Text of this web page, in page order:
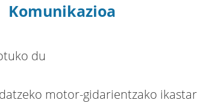
Komunikazioa
du
motor-gidarientzako